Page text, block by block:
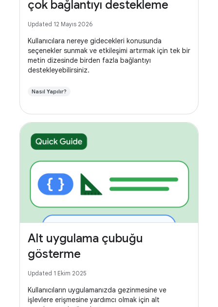
çok bağlantıyı destekleme
Updated 12 Mayıs 2026
Kullanıcılara nereye gidecekleri konusunda
seçenekler sunmak ve etkileşimi artırmak için tek bir
metin dizesinde birden fazla bağlantıyı
destekleyebilirsiniz.
Nasıl Yapılır?
Alt uygulama çubuğu
gösterme
Updated 1 Ekim 2025
Kullanıcıların uygulamanızda gezinmesine ve
işlevlere erişmesine yardımcı olmak için alt